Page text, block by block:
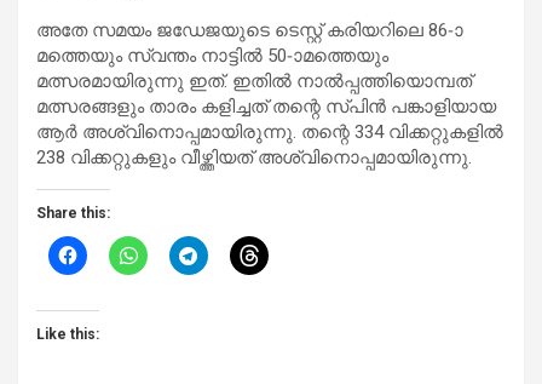
അതേ സമയം ജഡേജയുടെ ടെസ്റ്റ് കരിയറിലെ 86-ാ
മത്തെയും സ്വന്തം നാട്ടിൽ 50-ാമത്തെയും
മത്സരമായിരുന്നു ഇത്. ഇതിൽ നാൽപ്പത്തിയൊമ്പത്
മത്സരങ്ങളും താരം കളിച്ചത് തന്റെ സ്പിൻ പങ്കാളിയായ
ആർ അശ്വിനൊപ്പമായിരുന്നു. തന്റെ 334 വിക്കറ്റുകളിൽ
238 വിക്കറ്റുകളും വീഴ്ത്തിയത് അശ്വിനൊപ്പമായിരുന്നു.
Share this:
Like this: